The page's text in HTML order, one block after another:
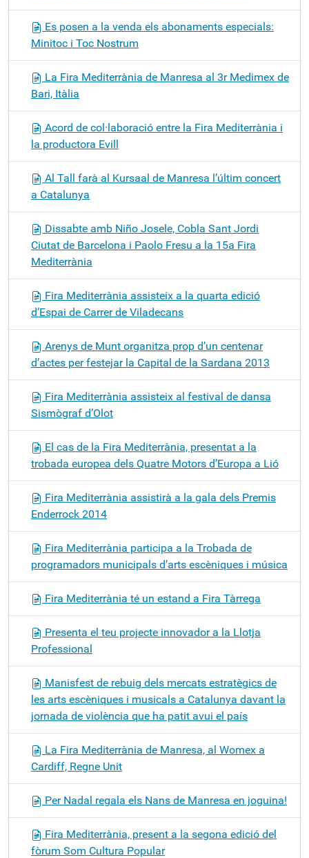
Es posen a la venda els abonaments especials:
Minitoc i Toc Nostrum
La Fira Mediterrània de Manresa al 3r Medimex de
Bari, Itàlia
Acord de col·laboració entre la Fira Mediterrània i
la productora Evill
Al Tall farà al Kursaal de Manresa l’últim concert
a Catalunya
Dissabte amb Niño Josele, Cobla Sant Jordi
Ciutat de Barcelona i Paolo Fresu a la 15a Fira
Mediterrània
Fira Mediterrània assisteix a la quarta edició
d’Espai de Carrer de Viladecans
Arenys de Munt organitza prop d’un centenar
d’actes per festejar la Capital de la Sardana 2013
Fira Mediterrània assisteix al festival de dansa
Sismògraf d’Olot
El cas de la Fira Mediterrània, presentat a la
trobada europea dels Quatre Motors d’Europa a Lió
Fira Mediterrània assistirà a la gala dels Premis
Enderrock 2014
Fira Mediterrània participa a la Trobada de
programadors municipals d’arts escèniques i música
Fira Mediterrània té un estand a Fira Tàrrega
Presenta el teu projecte innovador a la Llotja
Professional
Manisfest de rebuig dels mercats estratègics de
les arts escèniques i musicals a Catalunya davant la
jornada de violència que ha patit avui el país
La Fira Mediterrània de Manresa, al Womex a
Cardiff, Regne Unit
Per Nadal regala els Nans de Manresa en joguina!
Fira Mediterrània, present a la segona edició del
fòrum Som Cultura Popular